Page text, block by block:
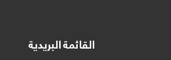
القائمة البريدية